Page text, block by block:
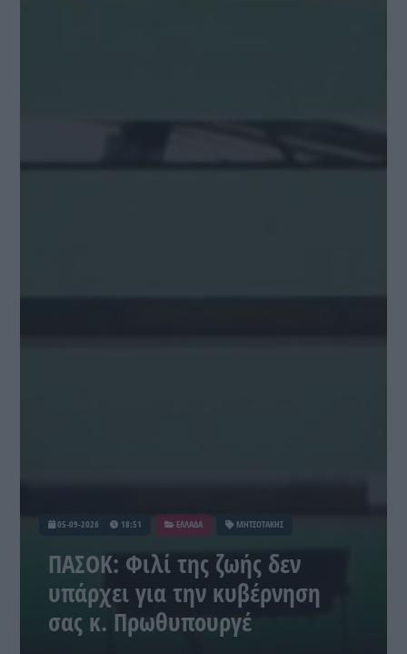
05-09-2026 18:51 ΕΛΛΑΔΑ ΜΗΤΣΟΤΑΚΗΣ
ΠΑΣΟΚ: Φιλί της ζωής δεν
υπάρχει για την κυβέρνηση
σας κ. Πρωθυπουργέ